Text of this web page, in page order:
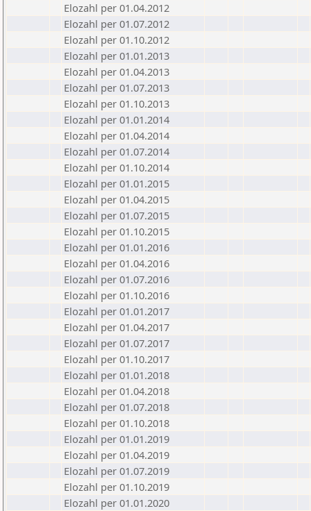
Elozahl per 01.04.2012
Elozahl per 01.07.2012
Elozahl per 01.10.2012
Elozahl per 01.01.2013
Elozahl per 01.04.2013
Elozahl per 01.07.2013
Elozahl per 01.10.2013
Elozahl per 01.01.2014
Elozahl per 01.04.2014
Elozahl per 01.07.2014
Elozahl per 01.10.2014
Elozahl per 01.01.2015
Elozahl per 01.04.2015
Elozahl per 01.07.2015
Elozahl per 01.10.2015
Elozahl per 01.01.2016
Elozahl per 01.04.2016
Elozahl per 01.07.2016
Elozahl per 01.10.2016
Elozahl per 01.01.2017
Elozahl per 01.04.2017
Elozahl per 01.07.2017
Elozahl per 01.10.2017
Elozahl per 01.01.2018
Elozahl per 01.04.2018
Elozahl per 01.07.2018
Elozahl per 01.10.2018
Elozahl per 01.01.2019
Elozahl per 01.04.2019
Elozahl per 01.07.2019
Elozahl per 01.10.2019
Elozahl per 01.01.2020